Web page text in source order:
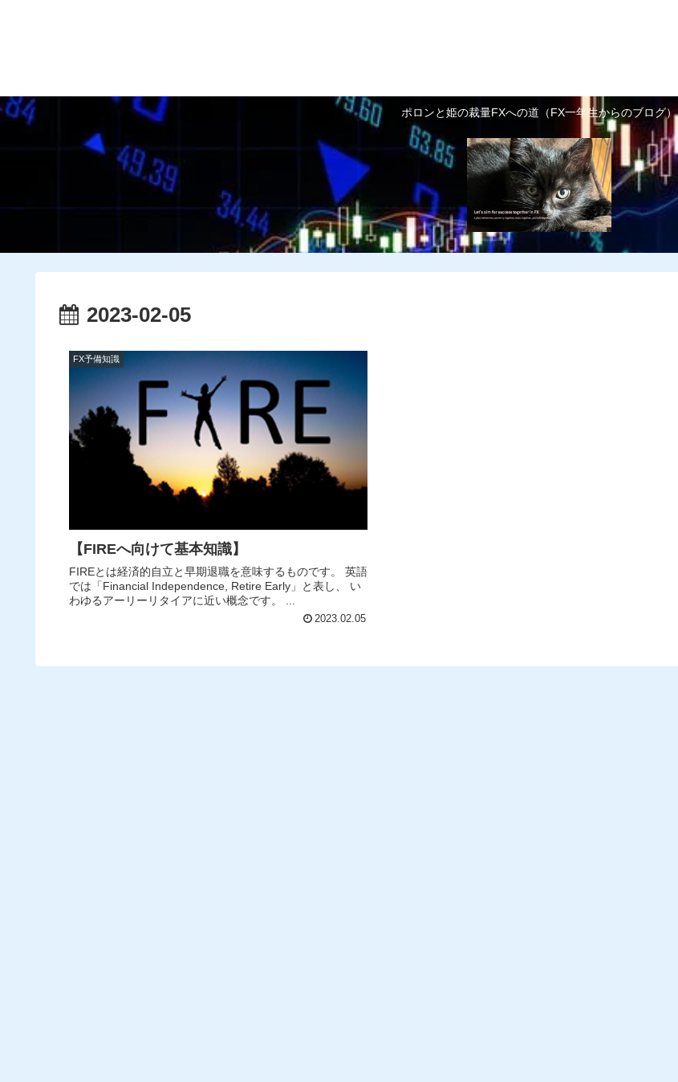
ポロンと姫の裁量FXへの道（FX一年生からのブログ）
ーダーさん紹介
2023-02-05
FX予備知識
【FIREへ向けて基本知識】
FIREとは経済的自立と早期退職を意味するものです。 英語
では「Financial Independence, Retire Early」と表し、 い
わゆるアーリーリタイアに近い概念です。 ...
2023.02.05